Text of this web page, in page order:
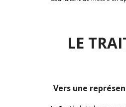
LE
Vers une